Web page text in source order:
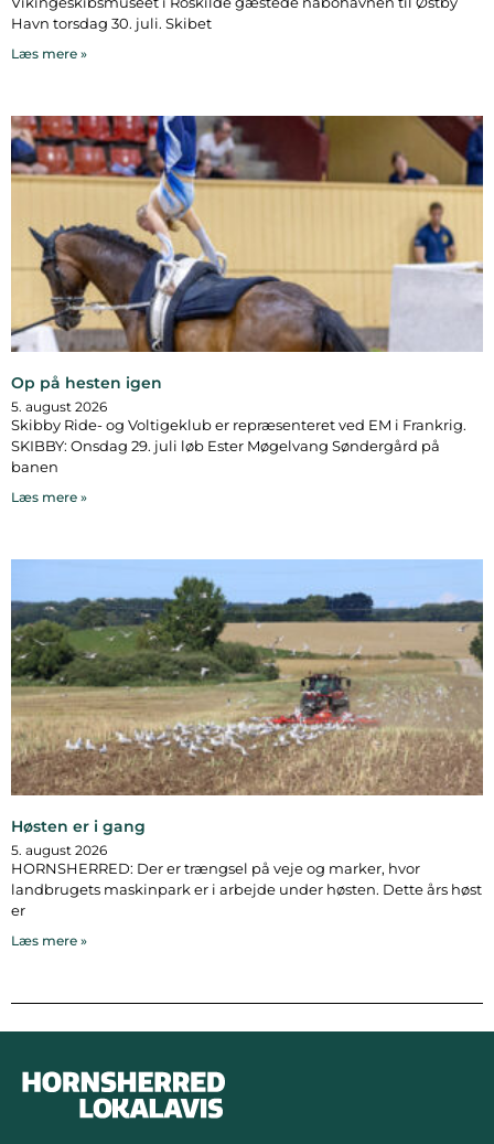
Havn torsdag 30. juli. Skibet
Læs mere »
Op på hesten igen
5. august 2026
Skibby Ride- og Voltigeklub er repræsenteret ved EM i Frankrig.
SKIBBY: Onsdag 29. juli løb Ester Møgelvang Søndergård på
banen
Læs mere »
Høsten er i gang
5. august 2026
HORNSHERRED: Der er trængsel på veje og marker, hvor
landbrugets maskinpark er i arbejde under høsten. Dette års høst
er
Læs mere »